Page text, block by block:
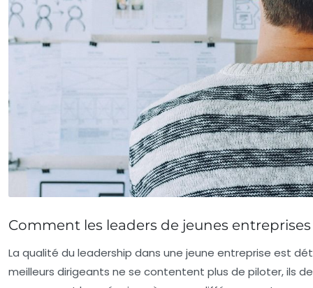
Comment les leaders de jeunes
La qualité du leadership dans une jeune entreprise est
meilleurs dirigeants ne se contentent plus de piloter, ils